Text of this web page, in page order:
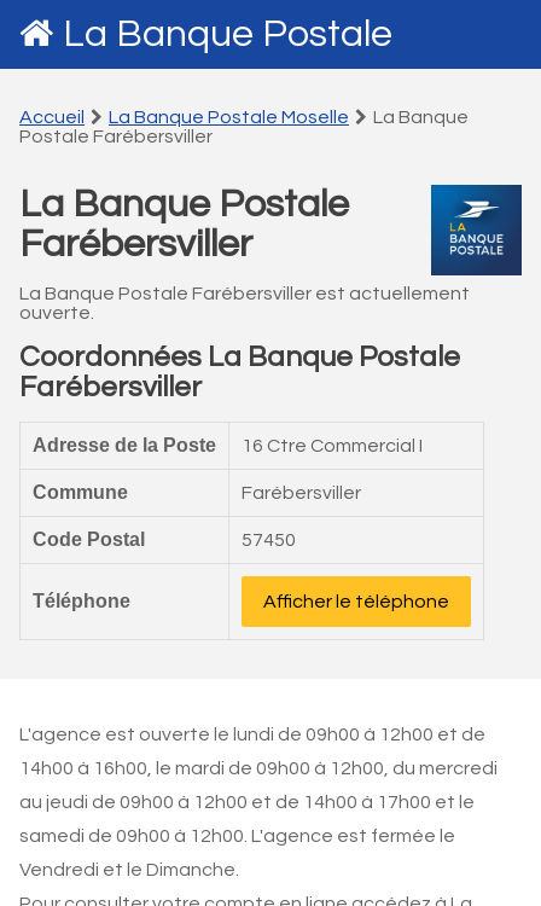
La Banque Postale
Accueil La Banque Postale Moselle
La Banque
Postale Farébersviller
La Banque Postale
Farébersviller
La Banque Postale Farébersviller est actuellement
ouverte.
Coordonnées La Banque Postale
Farébersviller
Adresse de la Poste 16 Ctre Commercial I
Commune Farébersviller
Code Postal 57450
Téléphone Afficher le téléphone
L'agence est ouverte le lundi de 09h00 à 12h00 et de
14h00 à 16h00, le mardi de 09h00 à 12h00, du mercredi
au jeudi de 09h00 à 12h00 et de 14h00 à 17h00 et le
samedi de 09h00 à 12h00. L'agence est fermée le
Vendredi et le Dimanche.